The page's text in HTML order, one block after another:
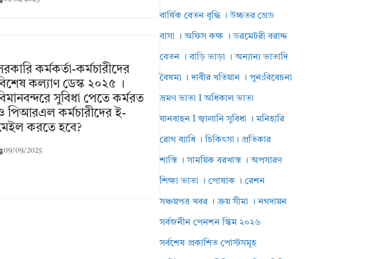
কর্মকর্তা-কর্মচারীদের
কল্যাণ ডেস্ক ২০২৫ ।
সুবিধা পেতে কর্মরত
পিআরএল কর্মচারীদের ই-
করতে হবে?
09/09/2025
বার্ষিক বেতন বৃদ্ধি । উচ্চতর গ্রেড
বাসা । অফিস কক্ষ । ডরমেটরী বরাদ্দ
বেতন । বাড়ি ভাড়া । অন্যান্য ভাতাদি
বৈষম্য । দাবীর খতিয়ান । পুন:বিবেচনা
ভ্রমণ ভাতা I অধিকাল ভাতা
যানবাহন I জ্বালানি সুবিধা । মনিহারি
রোগ ব্যাধি । চিকিৎসা। প্রতিকার
শাস্তি । সাময়িক বরখাস্ত । অপসারণ
শিক্ষা ভাতা । পোষাক । রেশন
সঞ্চয়পত্র খবর । ক্রয় সীমা । নগদায়ন
সর্বজনীন পেনশন স্কিম ২০২৬
সর্বশেষ প্রকাশিত পোস্টসমূহ